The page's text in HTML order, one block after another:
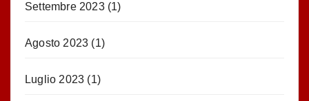
Settembre 2023(1)
Agosto 2023 (1)
Luglio 2023 (1)